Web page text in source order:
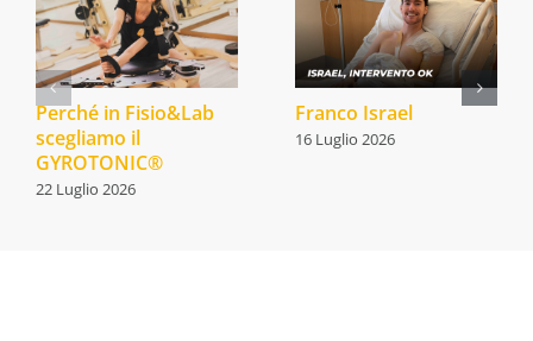
Perché in Fisio&Lab
scegliamo il
GYROTONIC®
22 Luglio 2026
Franco Israel
16 Luglio 2026